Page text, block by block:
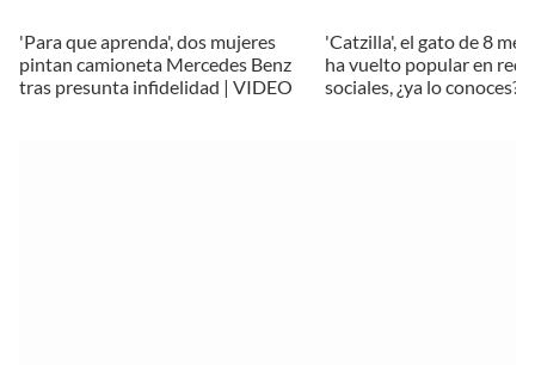
'Para que aprenda', dos mujeres
pintan camioneta Mercedes Benz
tras presunta infidelidad | VIDEO
'Catzilla', el gato de 8
ha vuelto popular en
sociales, ¿ya lo conoces?